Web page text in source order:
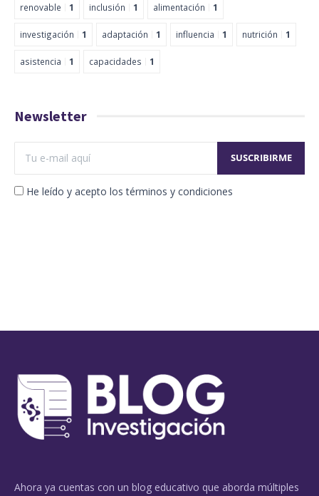
renovable 1 inclusión 1 alimentación 1
investigación 1 adaptación 1 influencia 1 nutrición 1
asistencia 1 capacidades 1
Newsletter
He leído y acepto los términos y condiciones
Ahora ya cuentas con un blog educativo que aborda múltiples